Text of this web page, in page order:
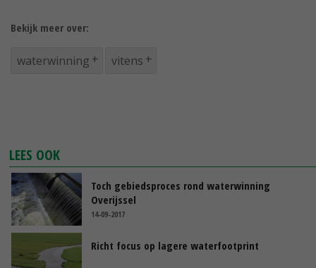
Bekijk meer over:
waterwinning vitens
LEES OOK
Toch gebiedsproces rond waterwinning
Overijssel
14-09-2017
Richt focus op lagere waterfootprint